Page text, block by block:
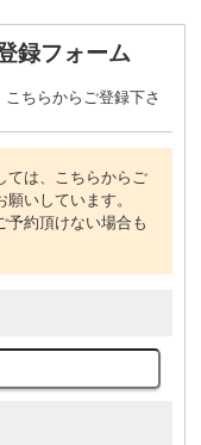
録フォーム
ちらからご登録下さ
ては、こちらからご
いしています。
約頂けない場合も